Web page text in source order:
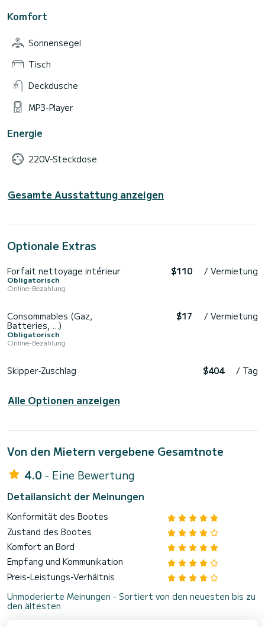
Komfort
Sonnensegel
Tisch
Deckdusche
MP3-Player
Energie
220V-Steckdose
Gesamte Ausstattung anzeigen
Optionale Extras
Forfait nettoyage intérieur
Obligatorisch
Online-Bezahlung
$110 / Vermietung
Consommables (Gaz,
Batteries, ...)
Obligatorisch
Online-Bezahlung
$17 / Vermietung
Skipper-Zuschlag $404 / Tag
Alle Optionen anzeigen
Von den Mietern vergebene Gesamtnote
4.0 - Eine Bewertung
Detailansicht der Meinungen
Konformität des Bootes
Zustand des Bootes
Komfort an Bord
Empfang und Kommunikation
Preis-Leistungs-Verhältnis
Unmoderierte Meinungen - Sortiert von den neuesten bis zu
den ältesten